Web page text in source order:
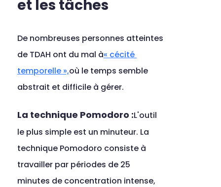
et les tâches
De nombreuses personnes atteintes
de TDAH ont du mal à« cécité
temporelle »,où le temps semble
abstrait et difficile à gérer.
La technique Pomodoro :L'outil
le plus simple est un minuteur. La
technique Pomodoro consiste à
travailler par périodes de 25
minutes de concentration intense,